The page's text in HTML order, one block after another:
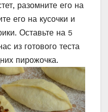
разомните его на
его на кусочки и
Оставьте на 5
из готового теста
пирожочка.